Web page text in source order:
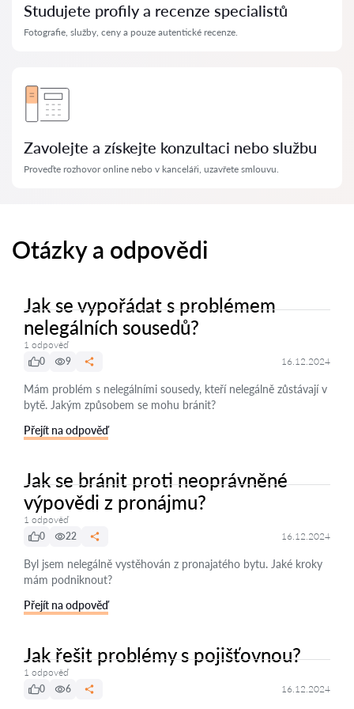
Studujete profily a recenze specialistů
Fotografie, služby, ceny a pouze autentické recenze.
Zavolejte a získejte konzultaci nebo službu
Proveďte rozhovor online nebo v kanceláři, uzavřete smlouvu.
Otázky a odpovědi
Jak se vypořádat s problémem
nelegálních sousedů?
1 odpověď
0
9 16.12.2024
Mám problém s nelegálními sousedy, kteří nelegálně zůstávají v
bytě. Jakým způsobem se mohu bránit?
Přejít na odpověď
Jak se bránit proti neoprávněné
výpovědi z pronájmu?
1 odpověď
0
22 16.12.2024
Byl jsem nelegálně vystěhován z pronajatého bytu. Jaké kroky
mám podniknout?
Přejít na odpověď
Jak řešit problémy s pojišťovnou?
1 odpověď
0
6 16.12.2024